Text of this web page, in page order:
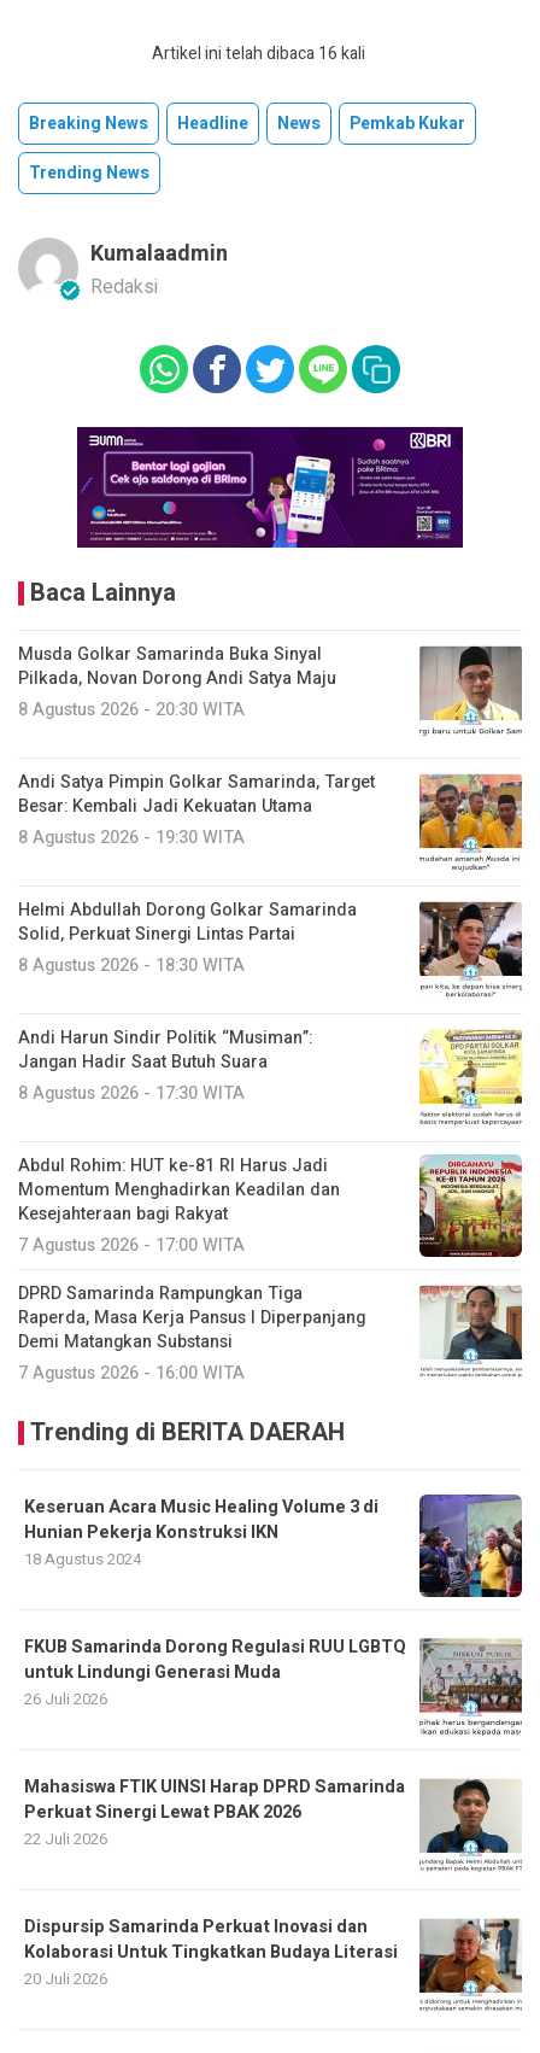
Artikel ini telah dibaca 16 kali
Breaking News Headline News
Pemkab Kukar
Trending News
Kumalaadmin
Redaksi
Baca Lainnya
Musda Golkar Samarinda Buka Sinyal
Pilkada, Novan Dorong Andi Satya Maju
8 Agustus 2026 - 20:30 WITA
Andi Satya Pimpin Golkar Samarinda, Target
Besar: Kembali Jadi Kekuatan Utama
8 Agustus 2026 - 19:30 WITA
Helmi Abdullah Dorong Golkar Samarinda
Solid, Perkuat Sinergi Lintas Partai
8 Agustus 2026 - 18:30 WITA
Andi Harun Sindir Politik “Musiman”:
Jangan Hadir Saat Butuh Suara
8 Agustus 2026 - 17:30 WITA
Abdul Rohim: HUT ke-81 RI Harus Jadi
Momentum Menghadirkan Keadilan dan
Kesejahteraan bagi Rakyat
7 Agustus 2026 - 17:00 WITA
DPRD Samarinda Rampungkan Tiga
Raperda, Masa Kerja Pansus I Diperpanjang
Demi Matangkan Substansi
7 Agustus 2026 - 16:00 WITA
Trending di BERITA DAERAH
Keseruan Acara Music Healing Volume 3 di
Hunian Pekerja Konstruksi IKN
18 Agustus 2024
FKUB Samarinda Dorong Regulasi RUU LGBTQ
untuk Lindungi Generasi Muda
26 Juli 2026
Mahasiswa FTIK UINSI Harap DPRD Samarinda
Perkuat Sinergi Lewat PBAK 2026
22 Juli 2026
Dispursip Samarinda Perkuat Inovasi dan
Kolaborasi Untuk Tingkatkan Budaya Literasi
20 Juli 2026